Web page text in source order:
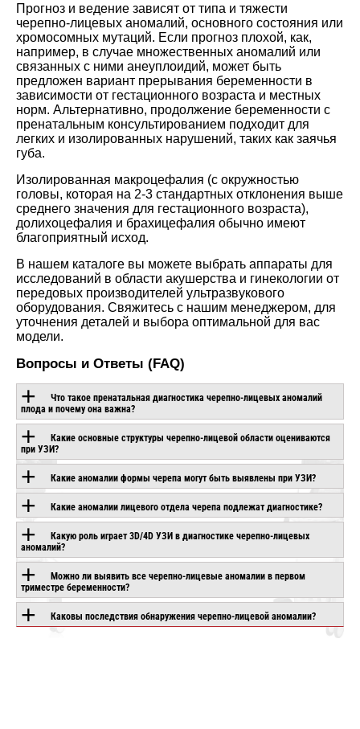
Прогноз и ведение зависят от типа и тяжести
черепно-лицевых аномалий, основного состояния или
хромосомных мутаций. Если прогноз плохой, как,
например, в случае множественных аномалий или
связанных с ними анеуплоидий, может быть
предложен вариант прерывания беременности в
зависимости от гестационного возраста и местных
норм. Альтернативно, продолжение беременности с
пренатальным консультированием подходит для
легких и изолированных нарушений, таких как заячья
губа.
Изолированная макроцефалия (с окружностью
головы, которая на 2-3 стандартных отклонения выше
среднего значения для гестационного возраста),
долихоцефалия и брахицефалия обычно имеют
благоприятный исход.
В нашем каталоге вы можете выбрать аппараты для
исследований в области акушерства и гинекологии от
передовых производителей ультразвукового
оборудования. Свяжитесь с нашим менеджером, для
уточнения деталей и выбора оптимальной для вас
модели.
Вопросы и Ответы (FAQ)
Что такое пренатальная диагностика черепно-лицевых аномалий
плода и почему она важна?
Какие основные структуры черепно-лицевой области оцениваются
при УЗИ?
Какие аномалии формы черепа могут быть выявлены при УЗИ?
Какие аномалии лицевого отдела черепа подлежат диагностике?
Какую роль играет 3D/4D УЗИ в диагностике черепно-лицевых
аномалий?
Можно ли выявить все черепно-лицевые аномалии в первом
триместре беременности?
Каковы последствия обнаружения черепно-лицевой аномалии?
ОБОРУДОВАНИЕ С
ЭТОЙ
ТЕХНОЛОГИЕЙ
AIR
CANON APLIO
BEYOND
CHISON SONOGO
90